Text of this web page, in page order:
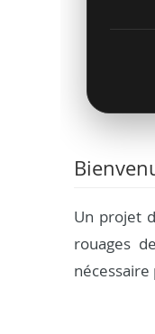
Un projet
rouages